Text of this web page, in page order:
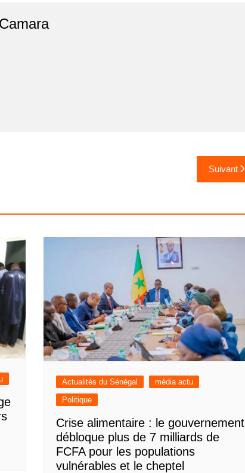
Suivant
Actualités du Sénégal
média actu
Politique
Crise alimentaire : le gouvernement
débloque plus de 7 milliards de
FCFA pour les populations
vulnérables et le cheptel